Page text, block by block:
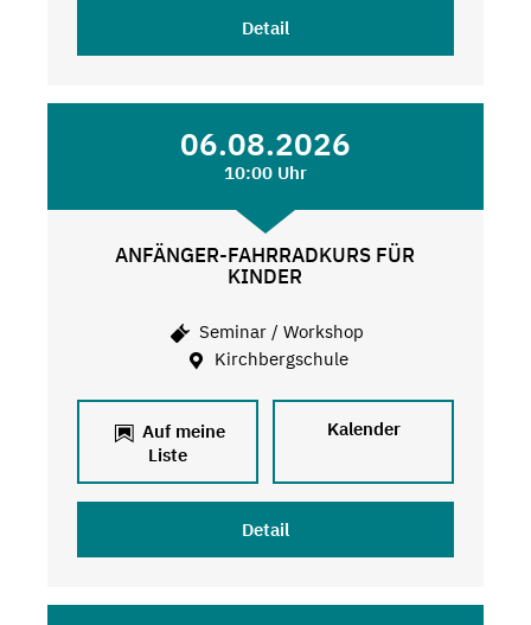
Detail
06.08.2026
10:00 Uhr
ANFÄNGER-FAHRRADKURS FÜR
KINDER
Seminar / Workshop
Kirchbergschule
Auf meine
Liste
Kalender
Detail